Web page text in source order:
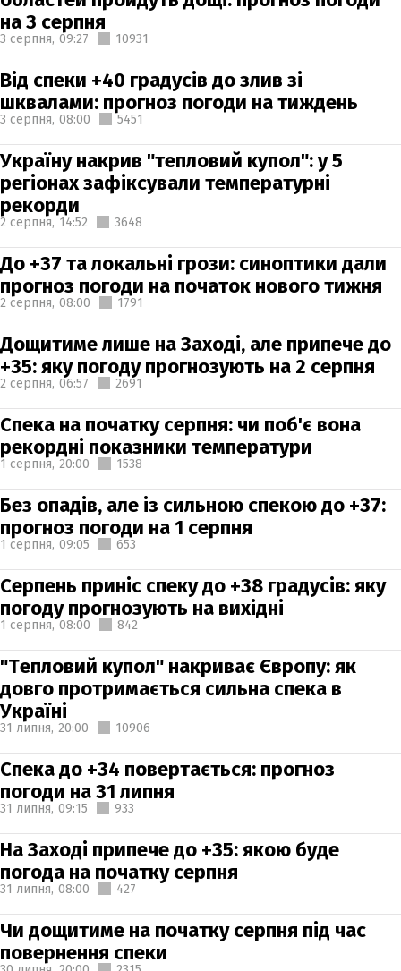
на 3 серпня
3 серпня, 09:27 10931
Від спеки +40 градусів до злив зі
шквалами: прогноз погоди на тиждень
3 серпня, 08:00 5451
Україну накрив "тепловий купол": у 5
регіонах зафіксували температурні
рекорди
2 серпня, 14:52 3648
До +37 та локальні грози: синоптики дали
прогноз погоди на початок нового тижня
2 серпня, 08:00 1791
Дощитиме лише на Заході, але припече до
+35: яку погоду прогнозують на 2 серпня
2 серпня, 06:57 2691
Спека на початку серпня: чи поб'є вона
рекордні показники температури
1 серпня, 20:00 1538
Без опадів, але із сильною спекою до +37:
прогноз погоди на 1 серпня
1 серпня, 09:05 653
Серпень приніс спеку до +38 градусів: яку
погоду прогнозують на вихідні
1 серпня, 08:00 842
"Тепловий купол" накриває Європу: як
довго протримається сильна спека в
Україні
31 липня, 20:00 10906
Спека до +34 повертається: прогноз
погоди на 31 липня
31 липня, 09:15 933
На Заході припече до +35: якою буде
погода на початку серпня
31 липня, 08:00 427
Чи дощитиме на початку серпня під час
повернення спеки